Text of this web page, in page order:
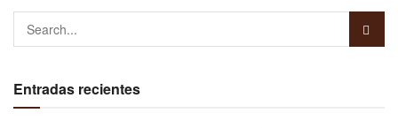
Entradas recientes